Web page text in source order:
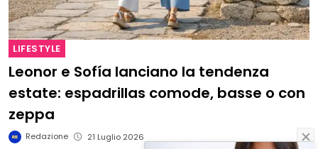
LIFESTYLE
Leonor e Sofía lanciano la tendenza
estate: espadrillas comode, basse o con
zeppa
Redazione 21 Luglio 2026